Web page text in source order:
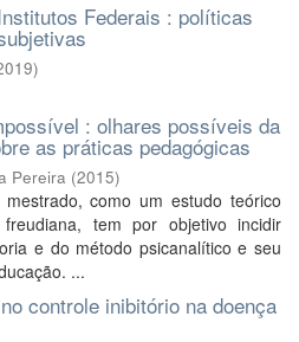
Federais : políticas
)
: olhares possíveis da
as práticas pedagógicas
Pereira (2015)
como um estudo teórico
tem por objetivo incidir
e do método psicanalítico e seu
...
controle inibitório na doença